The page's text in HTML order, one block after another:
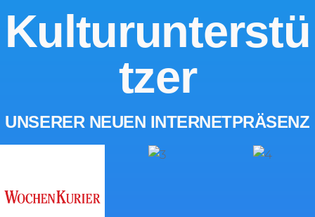
Kulturunterstü
tzer
UNSERER NEUEN INTERNETPRÄSENZ